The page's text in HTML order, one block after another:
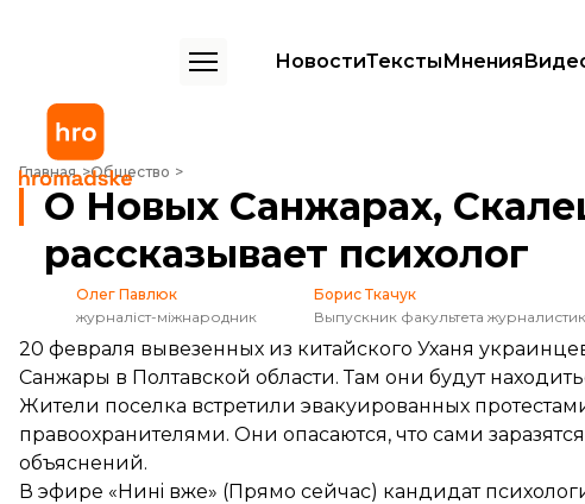
НовостиТекстыМнения
Главная Общество
О Новых Санжарах, Скалецкой и эвакуированных из Уханя: рассказывает
О Новых Санжарах,
рассказывает психолог
Олег Павлюк
журналіст-міжнародник
Борис Ткачук
20 февраля вывезенных из китайского Уханя
Санжары в Полтавской области. Там они будут
Жители поселка встретили эвакуированных
правоохранителями. Они опасаются, что сами
объяснений.
В эфире «Нинi вже» (Прямо сейчас) кандидат